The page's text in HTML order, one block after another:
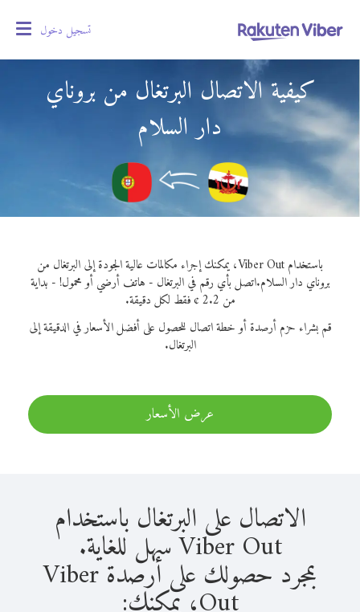
تسجيل دخول
كيفية الاتصال البرتغال من بروناي
دار السلام
باستخدام Viber Out، يمكنك إجراء مكالمات عالية الجودة إلى البرتغال من
بروناي دار السلام.اتصل بأي رقم في البرتغال - هاتف أرضي أو محمول! - بداية
من 2.2 ¢ فقط لكل دقيقة.
قم بشراء حزم أرصدة أو خطة اتصال للحصول على أفضل الأسعار في الدقيقة إلى
البرتغال.
عرض الأسعار
الاتصال على البرتغال باستخدام
Viber Out سهل للغاية.
بمجرد حصولك على أرصدة Viber